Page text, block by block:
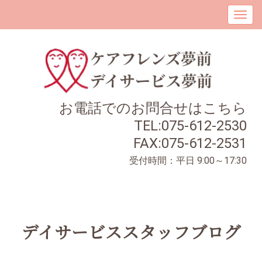
お電話でのお問合せはこちら
TEL:075-612-2530
FAX:075-612-2531
受付時間：平日 9:00～17:30
デイサービススタッフブログ